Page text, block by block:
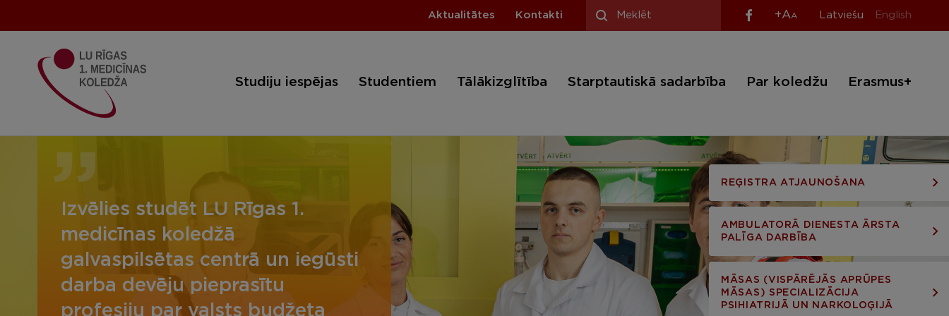
Aktualitātes Kontakti +AA Latviešu English
Studiju iespējas Studentiem Tālākizglītība Starptautiskā sadarbība Par koledžu Erasmus+
REĢISTRA ATJAUNOŠANA
AMBULATORĀ DIENESTA ĀRSTA
PALĪGA DARBĪBA
MĀSAS (VISPĀRĒJĀS APRŪPES
MĀSAS) SPECIALIZĀCIJA
PSIHIATRIJĀ UN NARKOLOĢIJĀ
Izvēlies studēt LU Rīgas 1.
medicīnas koledžā
galvaspilsētas centrā un iegūsti
darba devēju pieprasītu
profesiju par valsts budžeta